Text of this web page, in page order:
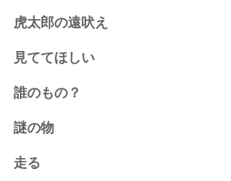
虎太郎の遠吠え
見ててほしい
誰のもの？
謎の物
走る